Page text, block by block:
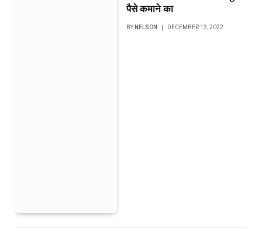
पैसे कमाने का
BY NELSON DECEMBER 13, 2022